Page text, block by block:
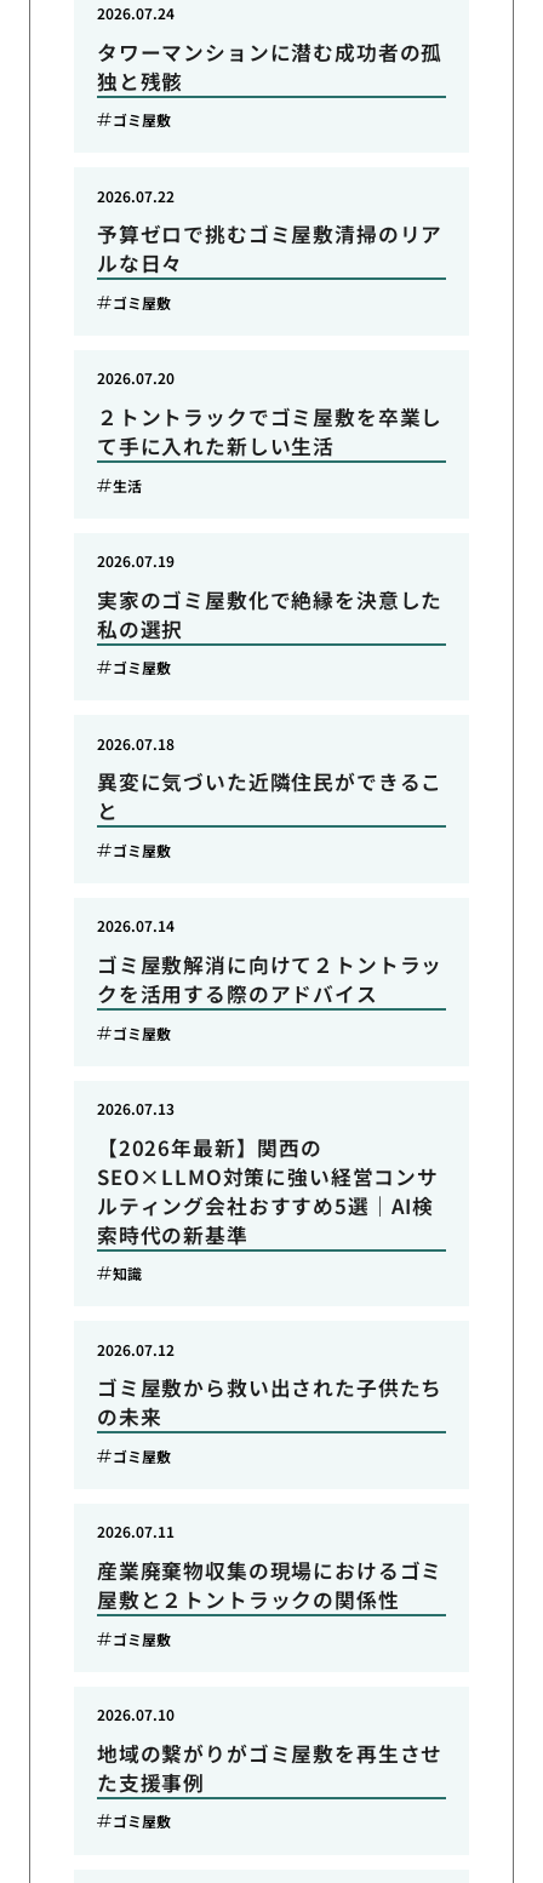
タワーマンションに潜む成功者の孤
独と残骸
2026.07.24
ゴミ屋敷
予算ゼロで挑むゴミ屋敷清掃のリア
ルな日々
2026.07.22
ゴミ屋敷
２トントラックでゴミ屋敷を卒業し
て手に入れた新しい生活
2026.07.20
生活
実家のゴミ屋敷化で絶縁を決意した
私の選択
2026.07.19
ゴミ屋敷
異変に気づいた近隣住民ができるこ
と
2026.07.18
ゴミ屋敷
ゴミ屋敷解消に向けて２トントラッ
クを活用する際のアドバイス
2026.07.14
ゴミ屋敷
【2026年最新】関西の
SEO×LLMO対策に強い経営コンサ
ルティング会社おすすめ5選｜AI検
索時代の新基準
2026.07.13
知識
ゴミ屋敷から救い出された子供たち
の未来
2026.07.12
ゴミ屋敷
産業廃棄物収集の現場におけるゴミ
屋敷と２トントラックの関係性
2026.07.11
ゴミ屋敷
地域の繋がりがゴミ屋敷を再生させ
た支援事例
2026.07.10
ゴミ屋敷